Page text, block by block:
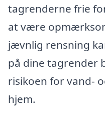
tagrenderne frie
at være
jævnlig rensning
på dine tagrender
risikoen for vand-
hjem.